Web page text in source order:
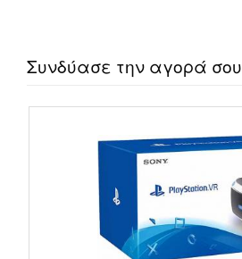
Συνδύασε την αγορά σου